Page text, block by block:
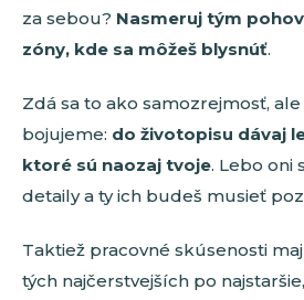
za sebou? Nasmeruj tým
zóny, kde sa môžeš blysnúť.
Zdá sa to ako samozrejmosť,
bojujeme: do životopisu dávaj
ktoré sú naozaj tvoje. Lebo oni
detaily a ty ich budeš musieť
Taktiež pracovné skúsenosti
tých najčerstvejších po